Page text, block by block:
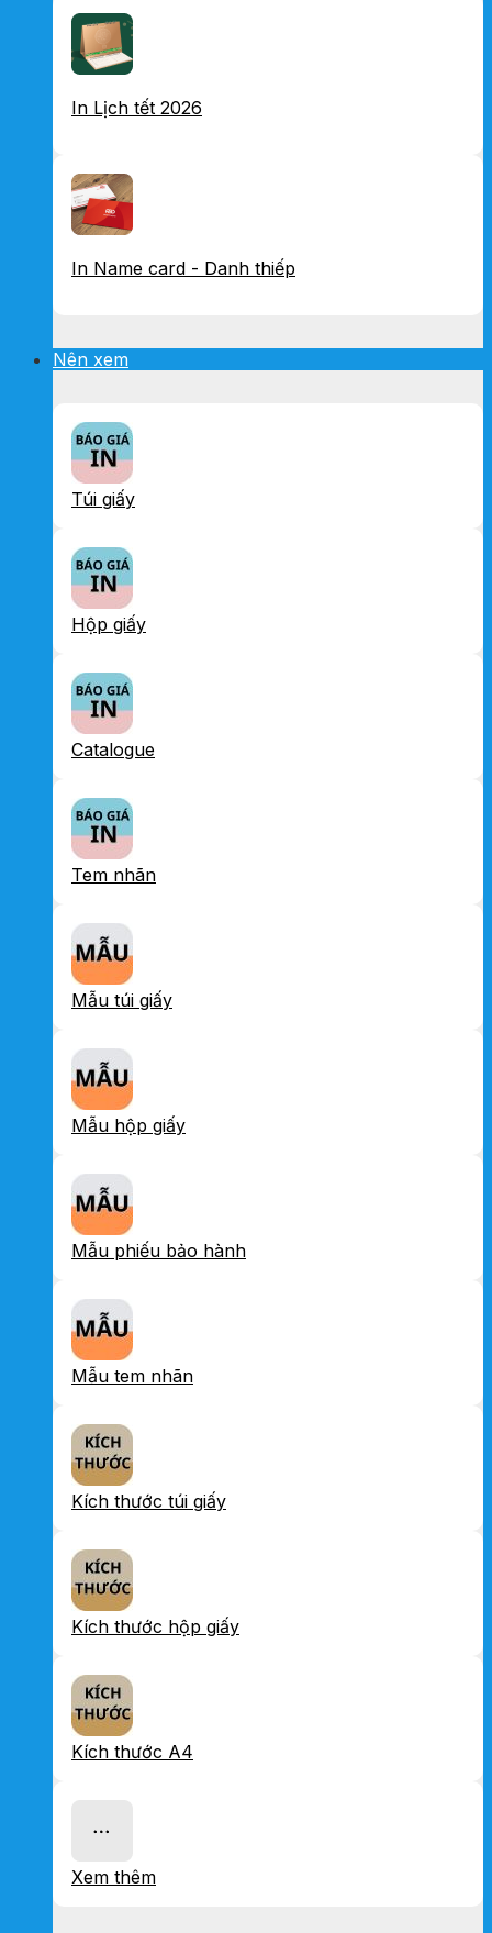
In Lịch tết 2026
In Name card - Danh thiếp
Nên xem
Túi giấy
Hộp giấy
Catalogue
Tem nhãn
Mẫu túi giấy
Mẫu hộp giấy
Mẫu phiếu bảo hành
Mẫu tem nhãn
Kích thước túi giấy
Kích thước hộp giấy
Kích thước A4
Xem thêm